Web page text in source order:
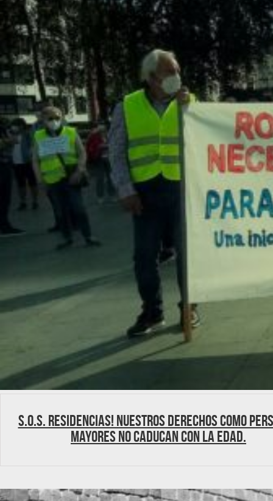
S.O.S. Residencias! Nuestros derechos como
mayores no caducan con la edad.